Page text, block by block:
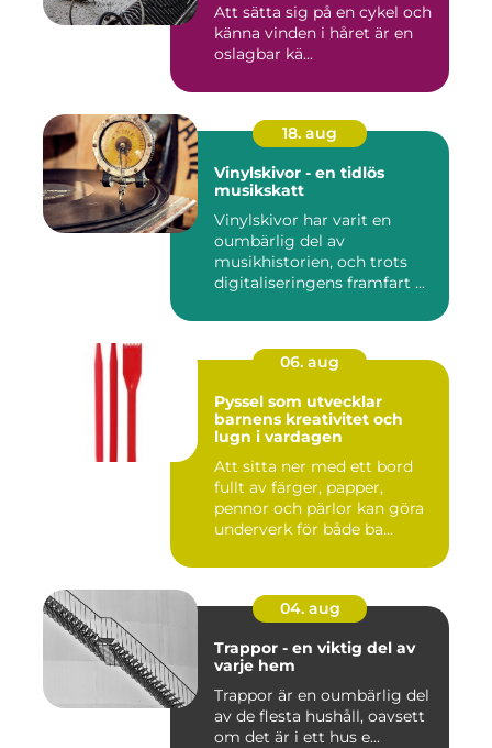
Att sätta sig på en cykel och
känna vinden i håret är en
oslagbar kä...
18. aug
Vinylskivor - en tidlös
musikskatt
Vinylskivor har varit en
oumbärlig del av
musikhistorien, och trots
digitaliseringens framfart ...
06. aug
Pyssel som utvecklar
barnens kreativitet och
lugn i vardagen
Att sitta ner med ett bord
fullt av färger, papper,
pennor och pärlor kan göra
underverk för både ba...
04. aug
Trappor - en viktig del av
varje hem
Trappor är en oumbärlig del
av de flesta hushåll, oavsett
om det är i ett hus e...